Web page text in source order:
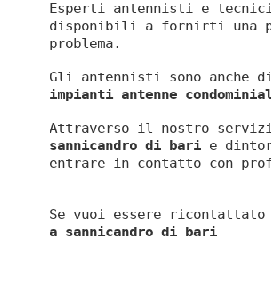
Esperti antennisti e tecnici
disponibili a fornirti una
problema.
Gli antennisti sono
impianti antenne
Attraverso il nostro
sannicandro di bari e
entrare in contatto con
Se vuoi essere
a sannicandro di bari